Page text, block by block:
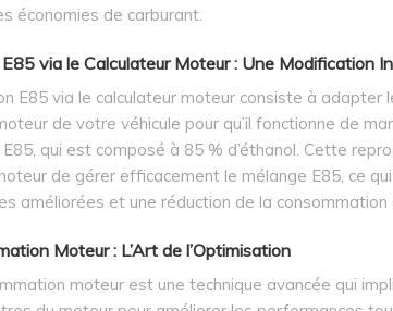
économies de carburant.
via le Calculateur Moteur : Une Modification
E85 via le calculateur moteur consiste à adapter
de votre véhicule pour qu’il fonctionne de
qui est composé à 85 % d’éthanol. Cette
de gérer efficacement le mélange E85, ce
améliorées et une réduction de la consommation
Moteur : L’Art de l’Optimisation
moteur est une technique avancée qui